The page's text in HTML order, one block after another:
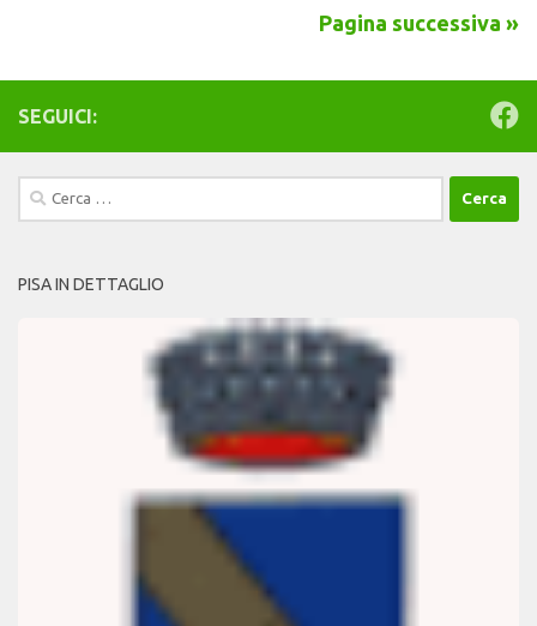
Pagina successiva »
SEGUICI:
Ricerca
per:
PISA IN DETTAGLIO